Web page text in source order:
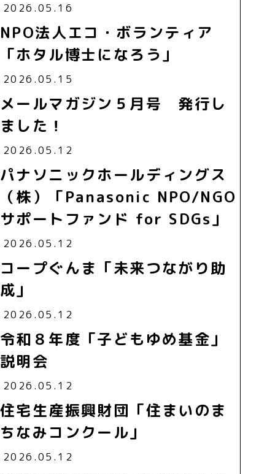
2026.05.16
NPO法人エコ・ボランティア
「ホタル博士になろう」
2026.05.15
メールマガジン５月号 発行し
ました！
2026.05.12
パナソニックホールディングス
（株）「Panasonic NPO/NGO
サポートファンド for SDGs」
2026.05.12
コープぐんま「未来つながり助
成」
2026.05.12
令和８年度「子どもゆめ基金」
説明会
2026.05.12
住宅生産振興財団「住まいのま
ちなみコンクール」
2026.05.12